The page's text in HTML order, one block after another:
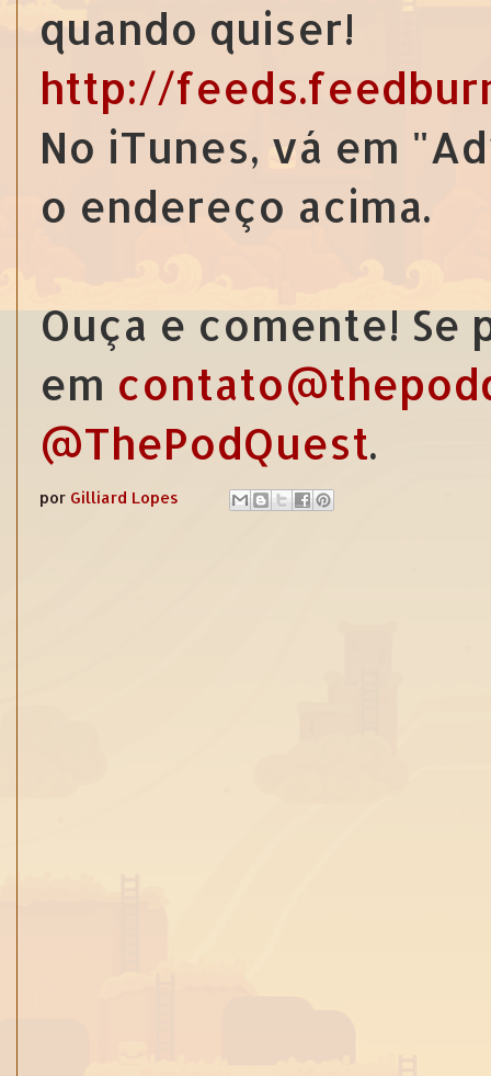
quando quiser!
http://
No iTunes, vá em
o endereço acima.
Ouça e comente!
em
@ThePodQuest.
por Gilliard Lopes